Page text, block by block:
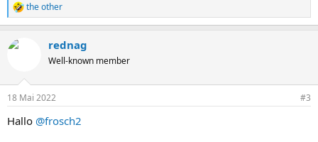
R
e
k
e
:
the other
rednag
Well-known member
18 Mai 2022 #3
Hallo @frosch2